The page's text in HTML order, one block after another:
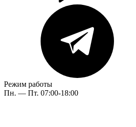
Режим работы
Пн. — Пт. 07:00-18:00